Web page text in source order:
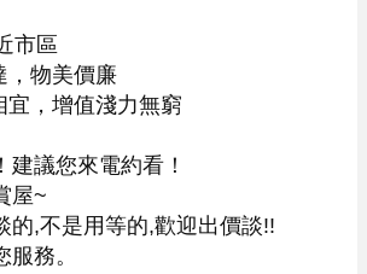
市區
，物美價廉
宜，增值淺力無窮
建議您來電約看！
屋~
的,不是用等的,歡迎出價談!!